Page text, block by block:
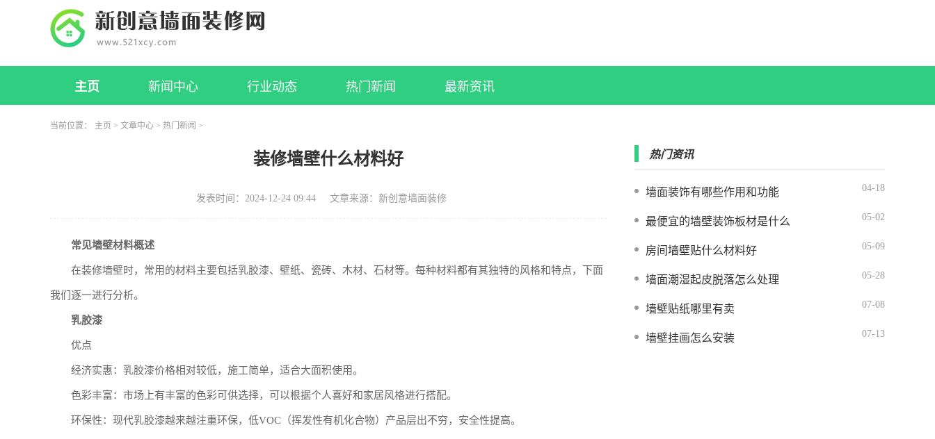
主页 新闻中心 行业动态 热门新闻 最新资讯
当前位置： 主页 > 文章中心 > 热门新闻 >
装修墙壁什么材料好
发表时间：2024-12-24 09:44 文章来源：新创意墙面装修
常见墙壁材料概述
在装修墙壁时，常用的材料主要包括乳胶漆、壁纸、瓷砖、木材、石材等。每种材料都有其独特的风格和特点，下面
我们逐一进行分析。
乳胶漆
优点
经济实惠：乳胶漆价格相对较低，施工简单，适合大面积使用。
色彩丰富：市场上有丰富的色彩可供选择，可以根据个人喜好和家居风格进行搭配。
环保性：现代乳胶漆越来越注重环保，低VOC（挥发性有机化合物）产品层出不穷，安全性提高。
热门资讯
墙面装饰有哪些作用和功能 04-18
最便宜的墙壁装饰板材是什么 05-02
房间墙壁贴什么材料好 05-09
墙面潮湿起皮脱落怎么处理 05-28
墙壁贴纸哪里有卖 07-08
墙壁挂画怎么安装 07-13